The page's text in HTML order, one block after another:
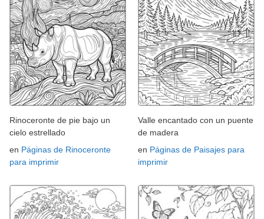
Rinoceronte de pie bajo un
cielo estrellado
en Páginas de Rinoceronte
para imprimir
Valle encantado con un puente
de madera
en Páginas de Paisajes para
imprimir